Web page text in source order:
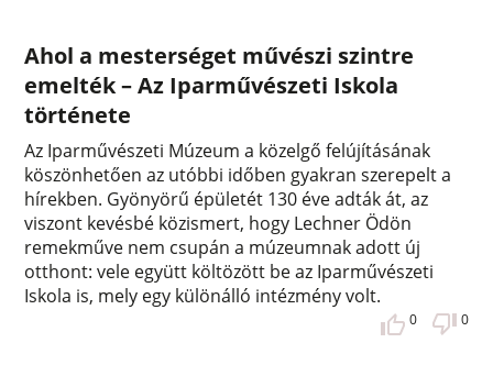
Ahol a mesterséget művészi szintre
emelték – Az Iparművészeti Iskola
története
Az Iparművészeti Múzeum a közelgő felújításának
köszönhetően az utóbbi időben gyakran szerepelt a
hírekben. Gyönyörű épületét 130 éve adták át, az
viszont kevésbé közismert, hogy Lechner Ödön
remekműve nem csupán a múzeumnak adott új
otthont: vele együtt költözött be az Iparművészeti
Iskola is, mely egy különálló intézmény volt.
0 0